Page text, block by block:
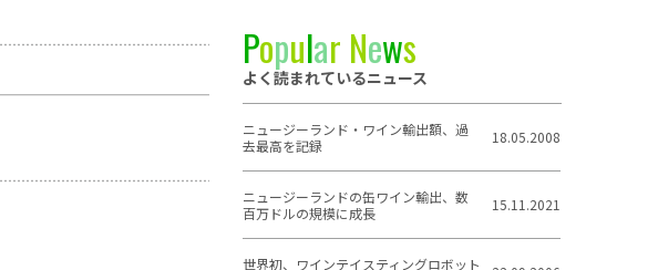
Popular News
よく読まれているニュース
ニュージーランド・ワイン輸出額、過
去最高を記録
18.05.2008
ニュージーランドの缶ワイン輸出、数
百万ドルの規模に成長
15.11.2021
世界初、ワインテイスティングロボット